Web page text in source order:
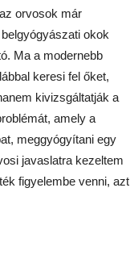
orvosok már
okok
Ma a modernebb
keresi fel őket,
kivizsgáltatják a
amely a
meggyógyítani egy
javaslatra kezeltem
figyelembe venni, azt